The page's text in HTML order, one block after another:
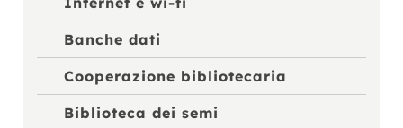
Banche dati
Cooperazione bibliotecaria
Biblioteca dei semi